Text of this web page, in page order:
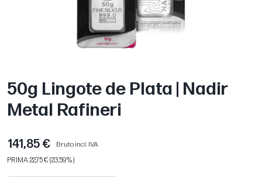
50g Lingote de Plata | Nadir
Metal Rafineri
141,85 €
Bruto incl. IVA
PRIMA: 22,75 € (23,59%)